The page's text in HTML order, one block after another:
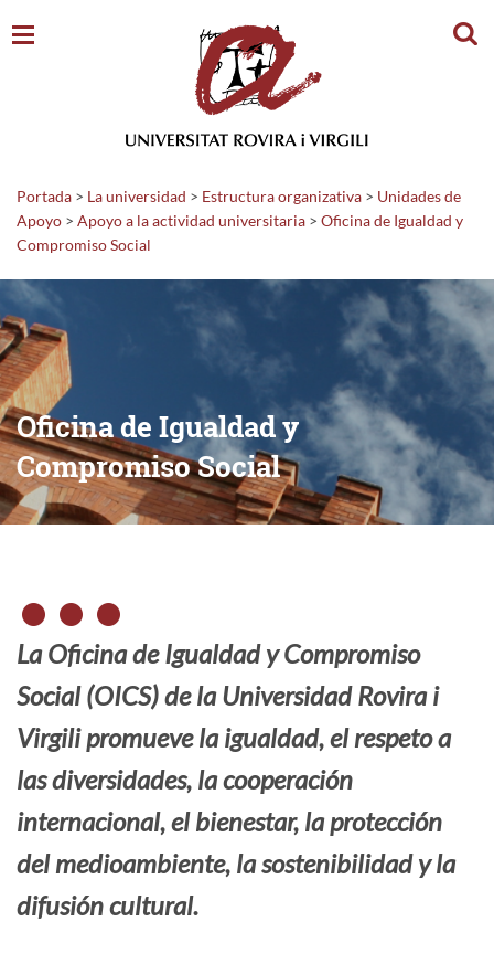
Portada > La universidad > Estructura organizativa > Unidades de
Apoyo > Apoyo a la actividad universitaria > Oficina de Igualdad y
Compromiso Social
Oficina de Igualdad y
Compromiso Social
La Oficina de Igualdad y Compromiso
Social (OICS) de la Universidad Rovira i
Virgili promueve la igualdad, el respeto a
las diversidades, la cooperación
internacional, el bienestar, la protección
del medioambiente, la sostenibilidad y la
difusión cultural.